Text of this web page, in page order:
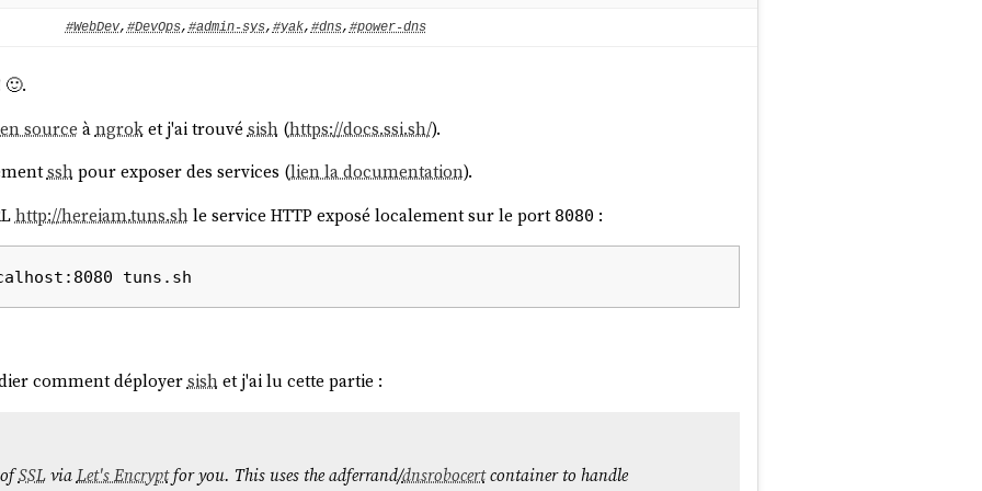
#WebDev, #DevOps, #admin-sys, #yak, #dns, #power-dns
🙂.
source àngroket j'ai trouvé sish(https://docs.ssi.sh/).
sshpour exposer des services (lien la documentation).
http://hereiam.tuns.shle service HTTP exposé localement sur le port 8080 :
comment déployersishet j'ai lu cette partie :
ofSSLviaLet's Encryptfor you. This uses the adferrand/dnsrobocertcontainer to handle